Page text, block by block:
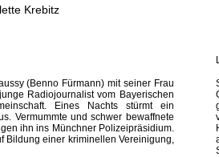
Krebitz
(Benno Fürmann) mit seiner Frau
Radiojournalist vom Bayerischen
Eines Nachts stürmt ein
Vermummte und schwer bewaffnete
ihn ins Münchner Polizeipräsidium.
Bildung einer kriminellen Vereinigung,